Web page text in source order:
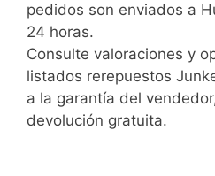
pedidos son enviados a
24 horas.
Consulte valoraciones y
listados rerepuestos
a la garantía del
devolución gratuita.